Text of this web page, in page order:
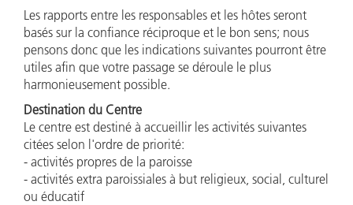
Les rapports entre les responsables et les hôtes seront
basés sur la confiance réciproque et le bon sens; nous
pensons donc que les indications suivantes pourront être
utiles afin que votre passage se déroule le plus
harmonieusement possible.
Destination du Centre
Le centre est destiné à accueillir les activités suivantes
citées selon l'ordre de priorité:
- activités propres de la paroisse
- activités extra paroissiales à but religieux, social, culturel
ou éducatif